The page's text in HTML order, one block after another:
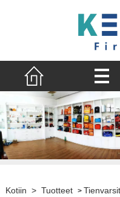
Kotiin > Tuotteet >